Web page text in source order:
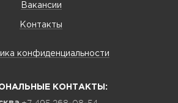
Вакансии
Контакты
конфиденциальности
КОНТАКТЫ: